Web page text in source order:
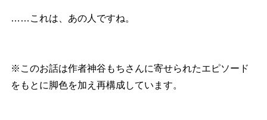
……これは、あの人ですね。
※このお話は作者神谷もちさんに寄せられたエピソード
をもとに脚色を加え再構成しています。